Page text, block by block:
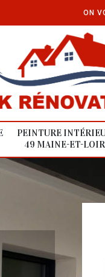
ON
PEINTURE
49 MAINE-ET-